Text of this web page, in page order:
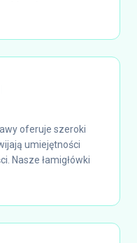
oferuje szeroki
umiejętności
Nasze łamigłówki